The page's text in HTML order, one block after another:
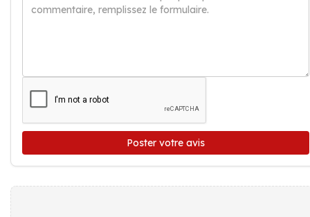
Poster votre avis